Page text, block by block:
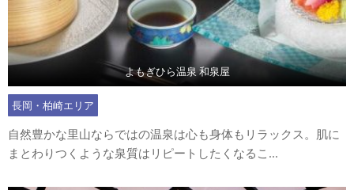
よもぎひら温泉 和泉屋
長岡・柏崎エリア
自然豊かな里山ならではの温泉は心も身体もリラックス。肌に
まとわりつくような泉質はリピートしたくなるこ...